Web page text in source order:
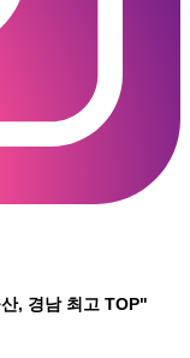
, 경남 최고 TOP"